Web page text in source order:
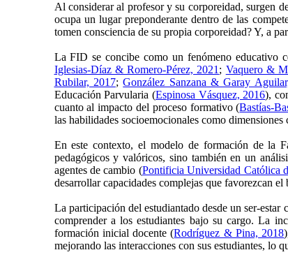
Al considerar al profesor y su corporeidad, surgen
ocupa un lugar preponderante dentro de las
tomen consciencia de su propia corporeidad? Y, a
La FID se concibe como un fenómeno educativo
Iglesias-Díaz & Romero-Pérez, 2021; Vaquero &
Rubilar, 2017;González Sanzana & Garay
Educación Parvularia (Espinosa Vásquez, 2016),
cuanto al impacto del proceso formativo (Bastías-
las habilidades socioemocionales como
En este contexto, el modelo de formación de la
pedagógicos y valóricos, sino también en un
agentes de cambio (Pontificia Universidad Católica
desarrollar capacidades complejas que favorezcan
La participación del estudiantado desde un ser-estar
comprender a los estudiantes bajo su cargo. La
formación inicial docente (Rodríguez & Pina, 2018
mejorando las interacciones con sus estudiantes, lo